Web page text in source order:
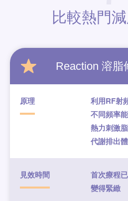
比較熱門
Reaction 溶脂
原理
利用RF射
不同頻率
熱力刺激
代謝排出
見效時間
首次療程
變得緊緻